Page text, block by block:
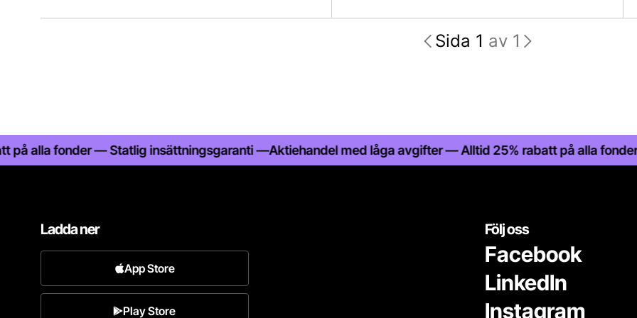
Sida 1 av 1
fonder — Statlig insättningsgaranti —Aktiehandel med låga avgifter — Alltid 25% rabatt på alla fonder —
Ladda ner
App Store
Play Store
Följ oss
Facebook
LinkedIn
Instagram